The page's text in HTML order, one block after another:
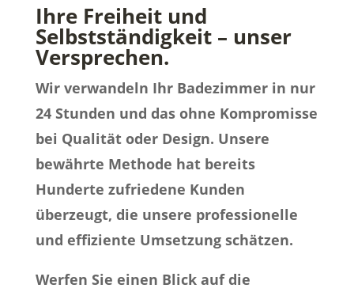
Ihre Freiheit und
Selbstständigkeit – unser
Versprechen.
Wir verwandeln Ihr Badezimmer in nur
24 Stunden und das ohne Kompromisse
bei Qualität oder Design. Unsere
bewährte Methode hat bereits
Hunderte zufriedene Kunden
überzeugt, die unsere professionelle
und effiziente Umsetzung schätzen.
Werfen Sie einen Blick auf die